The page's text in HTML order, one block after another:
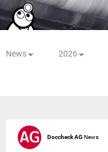
News
2026
Doccheck AGNews